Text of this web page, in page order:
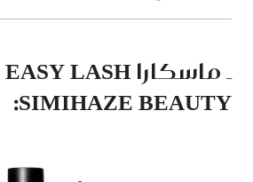
SIMIHAZE BEAUTY: